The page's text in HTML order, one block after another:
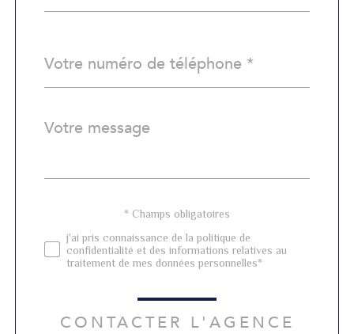
*
Fieldset
Message
*
Validation* Champs obligatoires
j'ai pris connaissance de la politique de
confidentialité et des informations relatives au
traitement de mes données personnelles*
CONTACTER L'AGENCE